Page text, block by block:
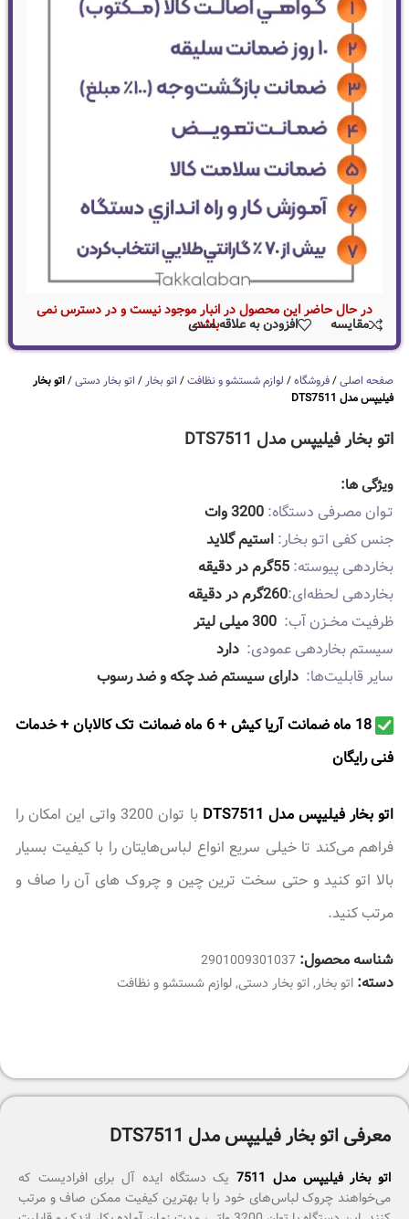
صفحه اصلی/فروشگاه/ لوازم شستشو و نظافت/ اتو بخار/ اتو بخار دستی/اتو بخار
فیلیپس مدل DTS7511
اتو بخار فیلیپس مدل DTS7511
ویژگی ها:
تـوان مصـرفی دستگاه:
جنس کفی اتـو بخـار: استیم گلاید
بخاردهی پیوسته:
بخاردهی لحظه‌ای:260گرم در دقیقه
ظرفیـت مخــزن آب:
سیستم بخاردهی عمودی: دارد
سایر قابلیت‌ها: دارای سیستم ضد چکه و ضد رسوب
18 ماه ضمانت آریا کیش + 6 ماه ضمانت تک کالابان + خدمات
فنی رايگان
اتو بخار فیلیپس مدل DTS7511
با توان 3200 واتی این امکان را
فراهم می‌کند تا خیلی سریع انواع لباس‌هایتان را با کیفیت بسیار
بالا اتو کنید و حتی سخت ترین چین و چروک های آن را صاف و
مرتب کنید.
شناسه محصول: 2901009301037
دسته: اتو بخار,اتو بخار دستی,لوازم شستشو و نظافت
در حال حاضر این محصول در انبار موجود نیست و در دسترس نمی
باشد. مقایسه افزودن به علاقه مندی
معرفی اتو بخار فیلیپس مدل DTS7511
اتو بخار فیلیپس مدل 7511
یک دستگاه ایده آل برای افرادیست که
می‌خواهند چروک لباس‌های خود را با بهترین کیفیت ممکن صاف و مرتب